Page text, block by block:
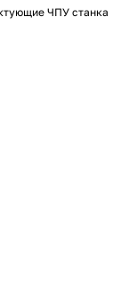
ЧПУ станка